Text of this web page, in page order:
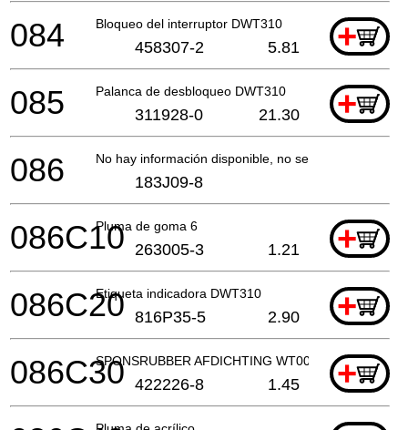
Bloqueo del interruptor DWT310 +
084 458307-2 5.81
Palanca de desbloqueo DWT310 +
085 311928-0 21.30
No hay información disponible, no se puede pedir
086 183J09-8
Pluma de goma 6 +
086C10 263005-3 1.21
Etiqueta indicadora DWT310 +
086C20 816P35-5 2.90
SPONSRUBBER AFDICHTING WT001G +
086C30 422226-8 1.45